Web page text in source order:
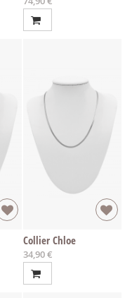
Collier Chloe
34,90 €